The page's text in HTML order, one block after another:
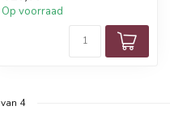
Op voorraad
van 4